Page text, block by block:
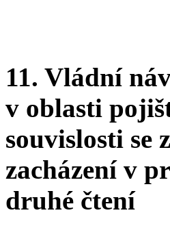
11. Vládní
v oblasti
souvislosti se
zacházení v
druhé čtení